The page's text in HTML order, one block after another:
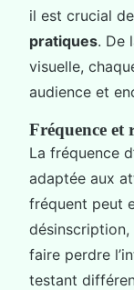
il est crucial
pratiques. De
visuelle,
audience et
Fréquence et
La fréquence
adaptée aux
fréquent peut
désinscription,
faire perdre
testant